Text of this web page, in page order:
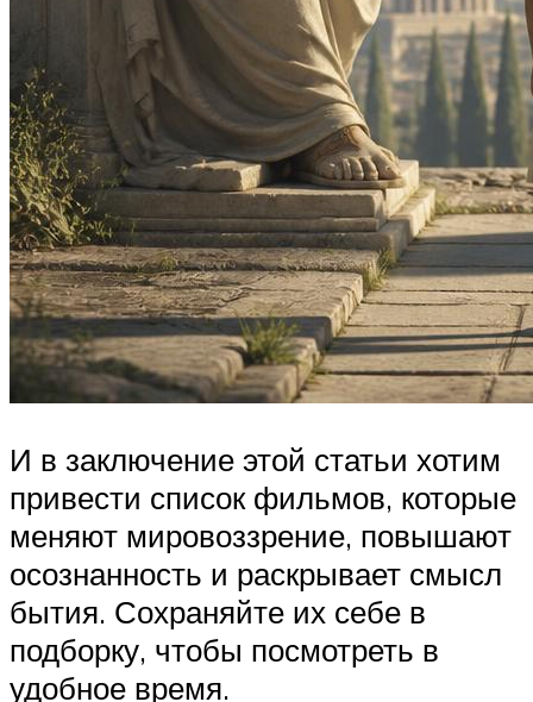
И в заключение этой статьи хотим
привести список фильмов, которые
меняют мировоззрение, повышают
осознанность и раскрывает смысл
бытия. Сохраняйте их себе в
подборку, чтобы посмотреть в
удобное время.